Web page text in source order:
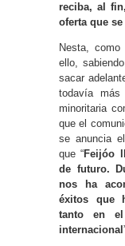
reciba, al
oferta que
Nesta,
ello,
sacar
todavía
minoritaria
que el
se anuncia
que “Feijóo
de futuro.
nos ha
éxitos que
tanto en
internacional